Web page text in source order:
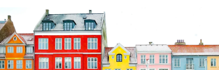
Integra y gestiona a autónomos globalmente.
PEO
Externaliza tareas laborales complejas.
ETAPAS DE CRECIMIENTO
Startups
Soluciones ágiles de RR. HH. globales y nóminas para
empresas en crecimiento.
Descubre opciones de divisas y tiempos de pago para
autónomos globales.
APRENDIZAJE CON REMOTE
Français
Deutsch